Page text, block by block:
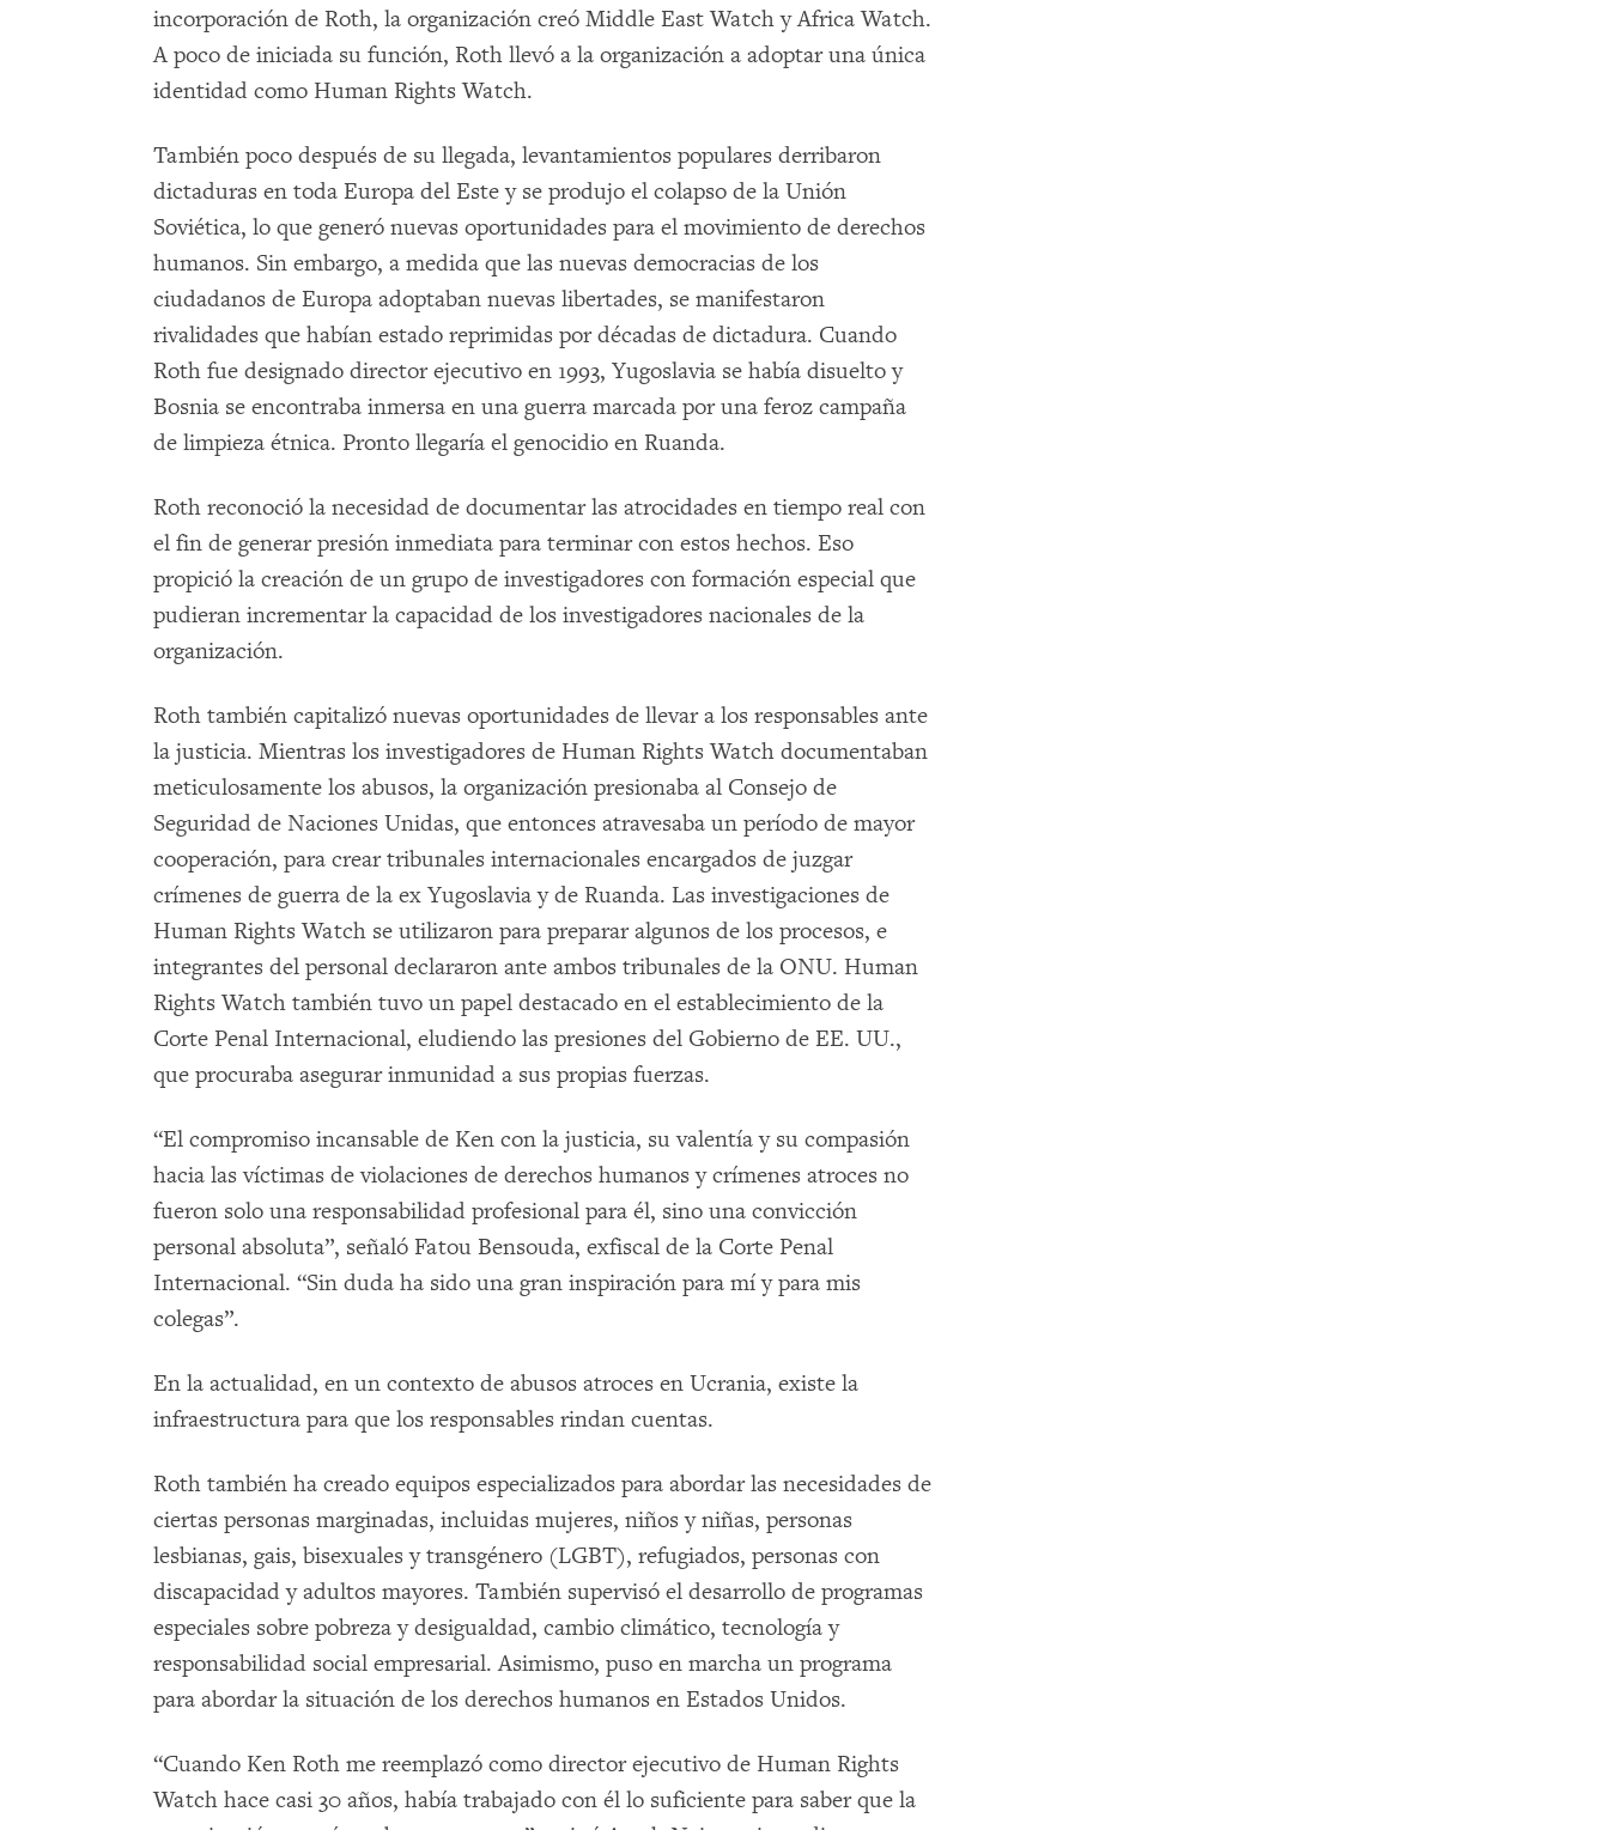
incorporación de Roth, la organización creó Middle East Watch y Africa Watch.
A poco de iniciada su función, Roth llevó a la organización a adoptar una única
identidad como Human Rights Watch.
También poco después de su llegada, levantamientos populares derribaron
dictaduras en toda Europa del Este y se produjo el colapso de la Unión
Soviética, lo que generó nuevas oportunidades para el movimiento de derechos
humanos. Sin embargo, a medida que las nuevas democracias de los
ciudadanos de Europa adoptaban nuevas libertades, se manifestaron
rivalidades que habían estado reprimidas por décadas de dictadura. Cuando
Roth fue designado director ejecutivo en 1993, Yugoslavia se había disuelto y
Bosnia se encontraba inmersa en una guerra marcada por una feroz campaña
de limpieza étnica. Pronto llegaría el genocidio en Ruanda.
Roth reconoció la necesidad de documentar las atrocidades en tiempo real con
el fin de generar presión inmediata para terminar con estos hechos. Eso
propició la creación de un grupo de investigadores con formación especial que
pudieran incrementar la capacidad de los investigadores nacionales de la
organización.
Roth también capitalizó nuevas oportunidades de llevar a los responsables ante
la justicia. Mientras los investigadores de Human Rights Watch documentaban
meticulosamente los abusos, la organización presionaba al Consejo de
Seguridad de Naciones Unidas, que entonces atravesaba un período de mayor
cooperación, para crear tribunales internacionales encargados de juzgar
crímenes de guerra de la ex Yugoslavia y de Ruanda. Las investigaciones de
Human Rights Watch se utilizaron para preparar algunos de los procesos, e
integrantes del personal declararon ante ambos tribunales de la ONU. Human
Rights Watch también tuvo un papel destacado en el establecimiento de la
Corte Penal Internacional, eludiendo las presiones del Gobierno de EE. UU.,
que procuraba asegurar inmunidad a sus propias fuerzas.
“El compromiso incansable de Ken con la justicia, su valentía y su compasión
hacia las víctimas de violaciones de derechos humanos y crímenes atroces no
fueron solo una responsabilidad profesional para él, sino una convicción
personal absoluta”, señaló Fatou Bensouda, exfiscal de la Corte Penal
Internacional. “Sin duda ha sido una gran inspiración para mí y para mis
colegas”.
En la actualidad, en un contexto de abusos atroces en Ucrania, existe la
infraestructura para que los responsables rindan cuentas.
Roth también ha creado equipos especializados para abordar las necesidades de
ciertas personas marginadas, incluidas mujeres, niños y niñas, personas
lesbianas, gais, bisexuales y transgénero (LGBT), refugiados, personas con
discapacidad y adultos mayores. También supervisó el desarrollo de programas
especiales sobre pobreza y desigualdad, cambio climático, tecnología y
responsabilidad social empresarial. Asimismo, puso en marcha un programa
para abordar la situación de los derechos humanos en Estados Unidos.
“Cuando Ken Roth me reemplazó como director ejecutivo de Human Rights
Watch hace casi 30 años, había trabajado con él lo suficiente para saber que la